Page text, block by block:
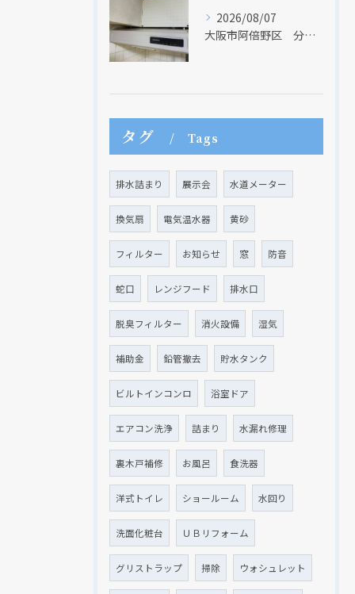
2026/08/07
大阪市阿倍野区 分譲マンションのレンジフード取替リフォーム工事 タカラスタンダード
タグ Tags
排水詰まり 展示会 水道メーター
換気扇 電気温水器 黄砂
フィルター お知らせ 窓 防音
蛇口 レンジフード 排水口
脱臭フィルター 消火設備 湿気
補助金 鉛管撤去 貯水タンク
ビルトインコンロ 浴室ドア
エアコン洗浄 詰まり 水漏れ修理
裏木戸補修 お風呂 食洗器
洋式トイレ ショールーム 水回り
洗面化粧台 ＵＢリフォーム
グリストラップ 掃除 ウォシュレット